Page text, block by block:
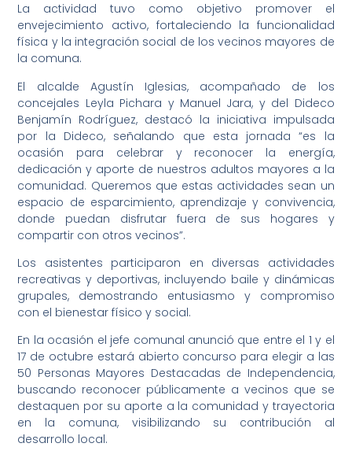
La actividad tuvo como objetivo promover el
envejecimiento activo, fortaleciendo la funcionalidad
física y la integración social de los vecinos mayores de
la comuna.
El alcalde Agustín Iglesias, acompañado de los
concejales Leyla Pichara y Manuel Jara, y del Dideco
Benjamín Rodríguez, destacó la iniciativa impulsada
por la Dideco, señalando que esta jornada “es la
ocasión para celebrar y reconocer la energía,
dedicación y aporte de nuestros adultos mayores a la
comunidad. Queremos que estas actividades sean un
espacio de esparcimiento, aprendizaje y convivencia,
donde puedan disfrutar fuera de sus hogares y
compartir con otros vecinos”.
Los asistentes participaron en diversas actividades
recreativas y deportivas, incluyendo baile y dinámicas
grupales, demostrando entusiasmo y compromiso
con el bienestar físico y social.
En la ocasión el jefe comunal anunció que entre el 1 y el
17 de octubre estará abierto concurso para elegir a las
50 Personas Mayores Destacadas de Independencia,
buscando reconocer públicamente a vecinos que se
destaquen por su aporte a la comunidad y trayectoria
en la comuna, visibilizando su contribución al
desarrollo local.